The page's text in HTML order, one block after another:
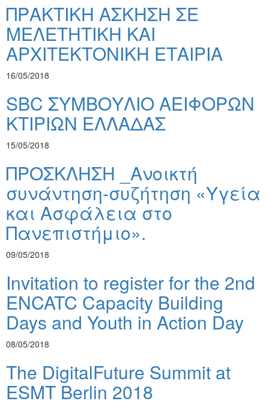
ΠΡΑΚΤΙΚΗ ΑΣΚΗΣΗ ΣΕ
MEΛΕΤΗΤΙΚΗ ΚΑΙ
ΑΡΧΙΤΕΚΤΟΝΙΚΗ ΕΤΑΙΡΙΑ
16/05/2018
SBC ΣΥΜΒΟΥΛΙΟ ΑΕΙΦΟΡΩΝ
ΚΤΙΡΙΩΝ ΕΛΛΑΔΑΣ
15/05/2018
ΠΡΟΣΚΛΗΣΗ _Ανοικτή
συνάντηση-συζήτηση «Υγεία
και Ασφάλεια στο
Πανεπιστήμιο».
09/05/2018
Invitation to register for the 2nd
ENCATC Capacity Building
Days and Youth in Action Day
08/05/2018
The DigitalFuture Summit at
ESMT Berlin 2018